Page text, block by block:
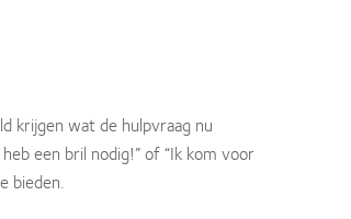
krijgen wat de hulpvraag nu
een bril nodig!” of “Ik kom voor
bieden.